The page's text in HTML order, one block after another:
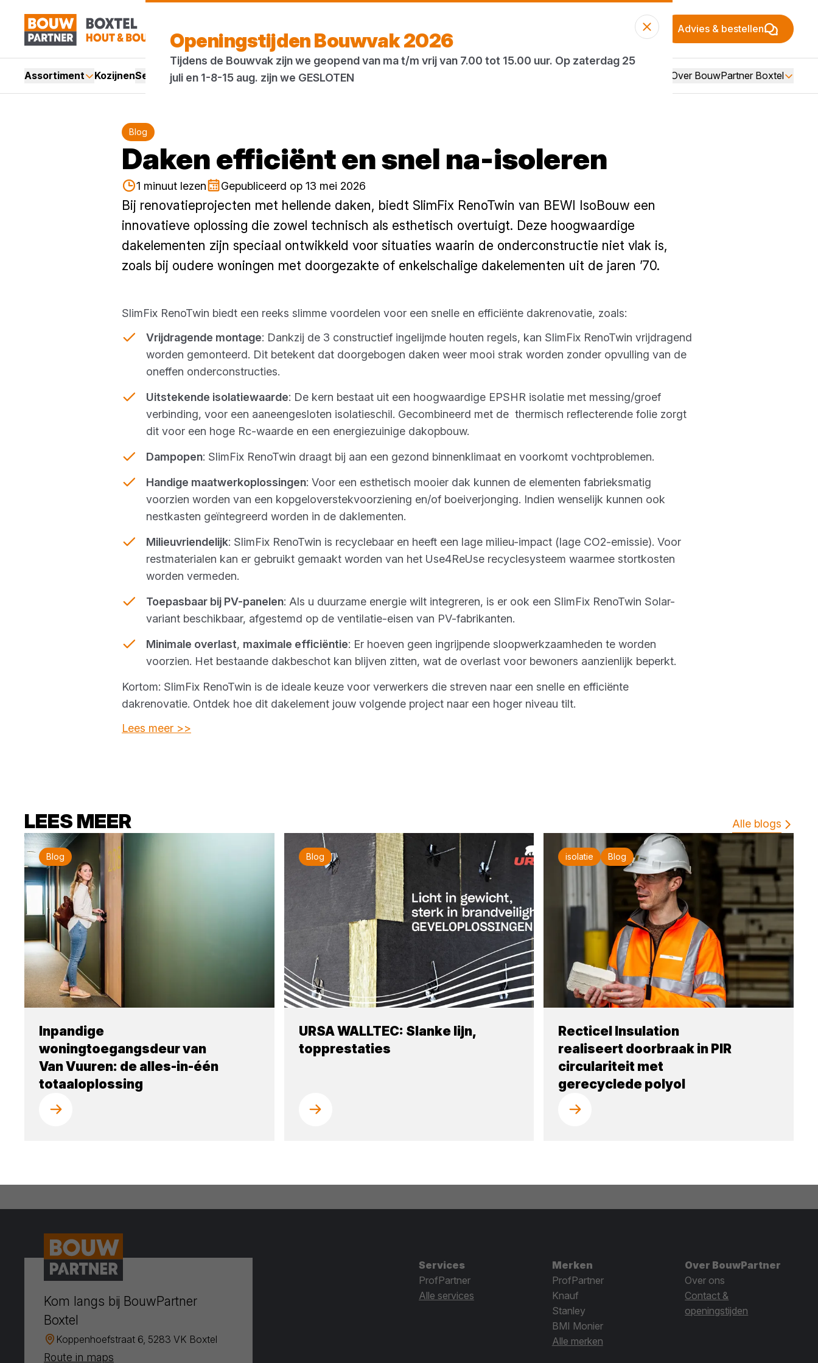
Advies & bestellen
Assortiment KozijnenServices ActiesMerken BlogsHoutweb Over BouwPartner Boxtel
Blog
Daken efficiënt en snel na-isoleren
1 minuut lezen Gepubliceerd op 13 mei 2026
Bij renovatieprojecten met hellende daken, biedt SlimFix RenoTwin van BEWI IsoBouw een
innovatieve oplossing die zowel technisch als esthetisch overtuigt. Deze hoogwaardige
dakelementen zijn speciaal ontwikkeld voor situaties waarin de onderconstructie niet vlak is,
zoals bij oudere woningen met doorgezakte of enkelschalige dakelementen uit de jaren ’70.
SlimFix RenoTwin biedt een reeks slimme voordelen voor een snelle en efficiënte dakrenovatie, zoals:
Vrijdragende montage: Dankzij de 3 constructief ingelijmde houten regels, kan SlimFix RenoTwin vrijdragend
worden gemonteerd. Dit betekent dat doorgebogen daken weer mooi strak worden zonder opvulling van de
oneffen onderconstructies.
Uitstekende isolatiewaarde: De kern bestaat uit een hoogwaardige EPSHR isolatie met messing/groef
verbinding, voor een aaneengesloten isolatieschil. Gecombineerd met de thermisch reflecterende folie zorgt
dit voor een hoge Rc-waarde en een energiezuinige dakopbouw.
Dampopen: SlimFix RenoTwin draagt bij aan een gezond binnenklimaat en voorkomt vochtproblemen.
Handige maatwerkoplossingen: Voor een esthetisch mooier dak kunnen de elementen fabrieksmatig
voorzien worden van een kopgeloverstekvoorziening en/of boeiverjonging. Indien wenselijk kunnen ook
nestkasten geïntegreerd worden in de daklementen.
Milieuvriendelijk: SlimFix RenoTwin is recyclebaar en heeft een lage milieu-impact (lage CO2-emissie). Voor
restmaterialen kan er gebruikt gemaakt worden van het Use4ReUse recyclesysteem waarmee stortkosten
worden vermeden.
Toepasbaar bij PV-panelen: Als u duurzame energie wilt integreren, is er ook een SlimFix RenoTwin Solar-
variant beschikbaar, afgestemd op de ventilatie-eisen van PV-fabrikanten.
Minimale overlast, maximale efficiëntie: Er hoeven geen ingrijpende sloopwerkzaamheden te worden
voorzien. Het bestaande dakbeschot kan blijven zitten, wat de overlast voor bewoners aanzienlijk beperkt.
Kortom: SlimFix RenoTwin is de ideale keuze voor verwerkers die streven naar een snelle en efficiënte
dakrenovatie. Ontdek hoe dit dakelement jouw volgende project naar een hoger niveau tilt.
Lees meer >>
LEES MEER Alle blogs
Blog
Inpandige
woningtoegangsdeur van
Van Vuuren: de alles-in-één
totaaloplossing
Blog
URSA WALLTEC: Slanke lijn,
topprestaties
isolatie Blog
Recticel Insulation
realiseert doorbraak in PIR
circulariteit met
gerecyclede polyol
Openingstijden Bouwvak 2026
Tijdens de Bouwvak zijn we geopend van ma t/m vrij van 7.00 tot 15.00 uur. Op zaterdag 25
juli en 1-8-15 aug. zijn we GESLOTEN
Kom langs bij BouwPartner
Boxtel
Koppenhoefstraat 6, 5283 VK Boxtel
Route in maps
Services
ProfPartner
Alle services
Merken
ProfPartner
Knauf
Stanley
BMI Monier
Alle merken
Over BouwPartner
Over ons
Contact &
openingstijden